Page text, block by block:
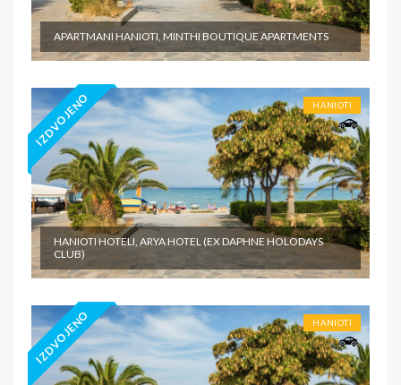
APARTMANI HANIOTI, MINTHI BOUTIQUE APARTMENTS
IZDVOJENO HANIOTI
HANIOTI HOTELI, ARYA HOTEL (EX DAPHNE HOLODAYS
CLUB)
IZDVOJENO HANIOTI